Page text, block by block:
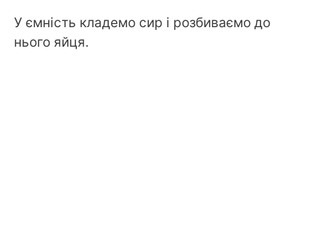
У ємність кладемо сир і розбиваємо до
нього яйця.